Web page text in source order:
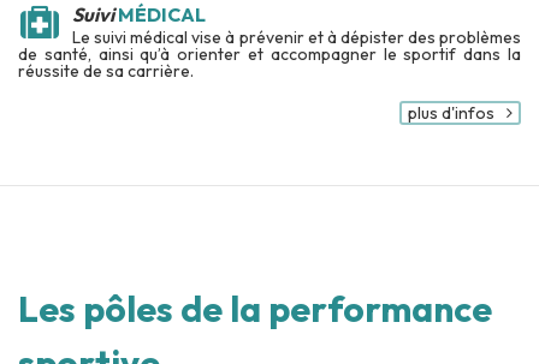
SuiviMÉDICAL
Le suivi médical vise à prévenir et à dépister des problèmes
de santé, ainsi qu’à orienter et accompagner le sportif dans la
réussite de sa carrière.
plus d'infos
Les pôles de la performance